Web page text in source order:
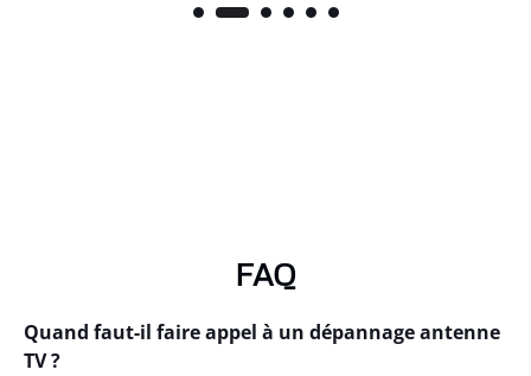
FAQ
Quand faut-il faire appel à un dépannage antenne
TV ?